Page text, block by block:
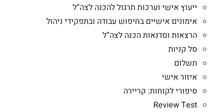
ייעוץ אישי וערכות תרגול להכנה לצה”ל
אימונים אישיים בחיפוש עבודה ובתפקידי ניהול
הרצאות וסדנאות הכנה לצה”ל
סל קניות
תשלום
איזור אישי
סיפורי לקוחות: קריירה
Review Test